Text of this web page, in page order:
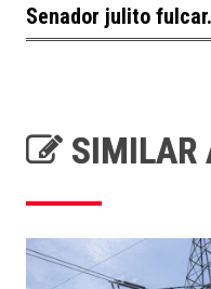
Senador julito
SIMILAR